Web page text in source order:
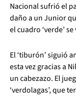
Nacional sufrió el
daño a un Junior
el cuadro ‘verde’
El ‘tiburón’ siguió
esta vez gracias a
un cabezazo. El
‘verdolagas’, que